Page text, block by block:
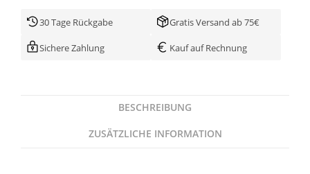
30 Tage Rückgabe Gratis Versand ab 75€
Sichere Zahlung Kauf auf Rechnung
BESCHREIBUNG
ZUSÄTZLICHE INFORMATION